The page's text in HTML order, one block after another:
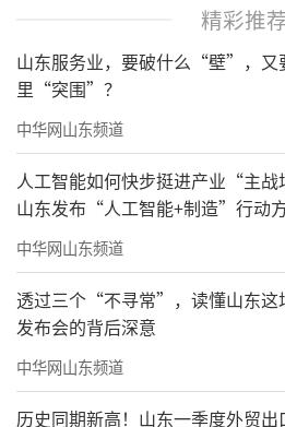
泽正，商学院执行院长
院、大数据与智能信息工
院等师生代表共同见证，
学院副校长陈其谋主持。
精彩推
山东服务业，要破什么“壁”，又
里“突围”？
中华网山东频道
人工智能如何快步挺进产业“主战
山东发布“人工智能+制造”行动
中华网山东频道
透过三个“不寻常”，读懂山东这
发布会的背后深意
中华网山东频道
历史同期新高！山东一季度外贸出